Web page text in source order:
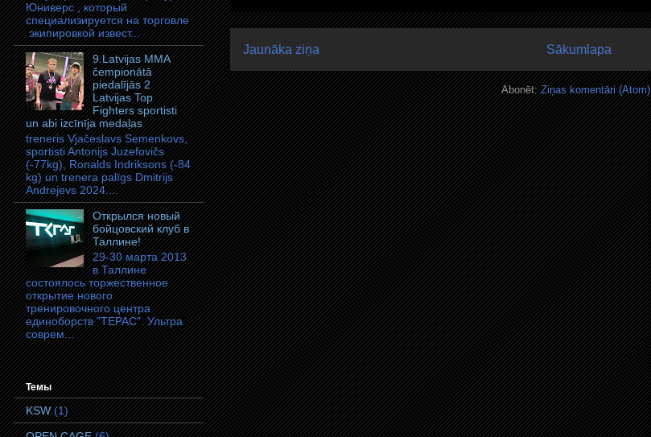
Jaunāka ziņa Sākumlapa
Abonēt:Ziņas komentāri (Atom)
Юниверс , который
специализируется на торговле
экипировкой извест...
9.Latvijas MMA
čempionātā
piedalījās 2
Latvijas Top
Fighters sportisti
un abi izcīnīja medaļas
treneris Vjačeslavs Semenkovs,
sportisti Antonijs Juzefovičs
(-77kg), Ronalds Indriksons (-84
kg) un trenera palīgs Dmitrijs
Andrejevs 2024....
Открылся новый
бойцовский клуб в
Таллине!
29-30 марта 2013
в Таллине
состоялось торжественное
открытие нового
тренировочного центра
единоборств "ТЕРАС". Ультра
соврем...
Темы
KSW (1)